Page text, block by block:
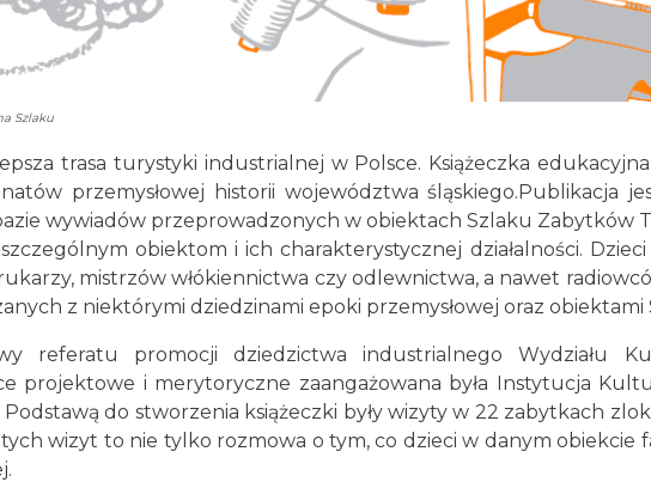
Szlaku
trasa turystyki industrialnej w Polsce. Książeczka
przemysłowej historii województwa śląskiego.Publikacja
wywiadów przeprowadzonych w obiektach Szlaku Zabytków
obiektom i ich charakterystycznej działalności.
mistrzów włókiennictwa czy odlewnictwa, a nawet
z niektórymi dziedzinami epoki przemysłowej oraz
referatu promocji dziedzictwa industrialnego Wydziału
projektowe i merytoryczne zaangażowana była Instytucja
do stworzenia książeczki były wizyty w 22 zabytkach
wizyt to nie tylko rozmowa o tym, co dzieci w danym obiekcie